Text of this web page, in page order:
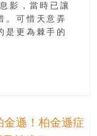
影，當時已讓
。可惜天意弄
是更為棘手的